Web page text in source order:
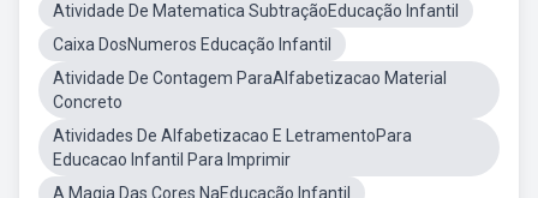
Atividade De Matematica SubtraçãoEducação Infantil
Caixa DosNumeros Educação Infantil
Atividade De Contagem ParaAlfabetizacao Material
Concreto
Atividades De Alfabetizacao E LetramentoPara
Educacao Infantil Para Imprimir
A Magia Das Cores NaEducação Infantil